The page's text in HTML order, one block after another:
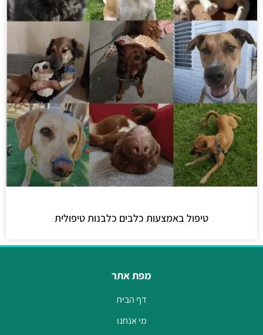
טיפול באמצעות כלבים כלבנות טיפולית
מפת אתר
דף הבית
מי אנחנו